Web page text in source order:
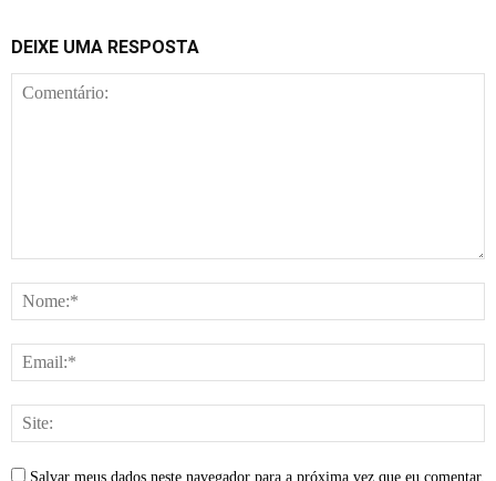
DEIXE UMA RESPOSTA
Salvar meus dados neste navegador para a próxima vez que eu comentar.